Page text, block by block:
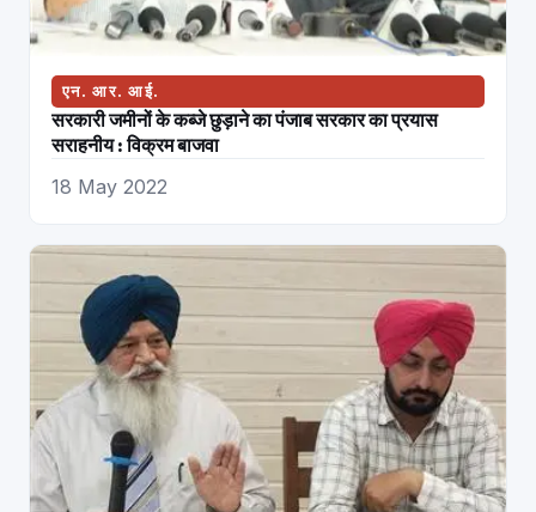
एन. आर. आई.
सरकारी जमीनों के कब्जे छुड़ाने का पंजाब सरकार का प्रयास
सराहनीय : विक्रम बाजवा
18 May 2022